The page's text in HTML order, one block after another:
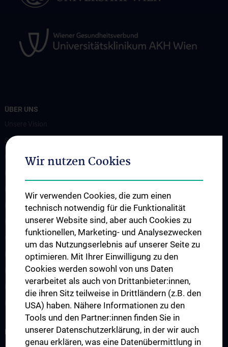
ÜBER UNS
Spenden. Forschen. Heilen.
Organigramm
Flagship Projekte
Unsere Partnerinstitutionen
CCII-Jahresberichte
Events
Kontakt
INFORMATIONEN FÜR PATIENT:INNEN
Wir nutzen Cookies
Wir verwenden Cookies, die zum einen
technisch notwendig für die Funktionalität
unserer Website sind, aber auch Cookies zu
funktionellen, Marketing- und Analysezwecken
um das Nutzungserlebnis auf unserer Seite zu
optimieren. Mit Ihrer Einwilligung zu den
Cookies werden sowohl von uns Daten
verarbeitet als auch von Drittanbieter:innen,
die ihren Sitz teilweise in Drittländern (z.B. den
USA) haben. Nähere Informationen zu den
Tools und den Partner:innen finden Sie in
unserer Datenschutzerklärung, in der wir auch
genau erklären, was eine Datenübermittlung in